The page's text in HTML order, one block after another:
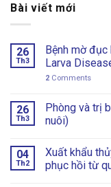
Bài viết mới
26
Th3
Bệnh mờ
Larva
2 Comments
26
Th3
Phòng và trị
nuôi)
04
Th2
Xuất khẩu
phục hồi từ